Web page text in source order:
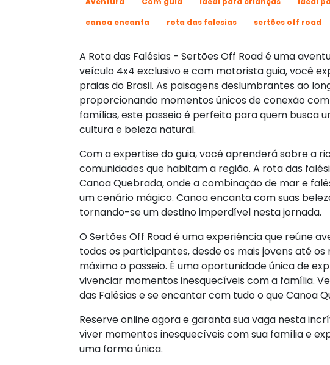
canoa encanta
rota das falesias sertões off road
A Rota das Falésias - Sertões Off Road é uma
veículo 4x4 exclusivo e com motorista guia, você
praias do Brasil. As paisagens deslumbrantes ao
proporcionando momentos únicos de conexão
famílias, este passeio é perfeito para quem busca
cultura e beleza natural.
Com a expertise do guia, você aprenderá sobre a
comunidades que habitam a região. A rota das
Canoa Quebrada, onde a combinação de mar e
um cenário mágico. Canoa encanta com suas
tornando-se um destino imperdível nesta jornada.
O Sertões Off Road é uma experiência que reúne
todos os participantes, desde os mais jovens até
máximo o passeio. É uma oportunidade única de
vivenciar momentos inesquecíveis com a família.
das Falésias e se encantar com tudo o que Canoa
Reserve online agora e garanta sua vaga nesta
viver momentos inesquecíveis com sua família e
uma forma única.